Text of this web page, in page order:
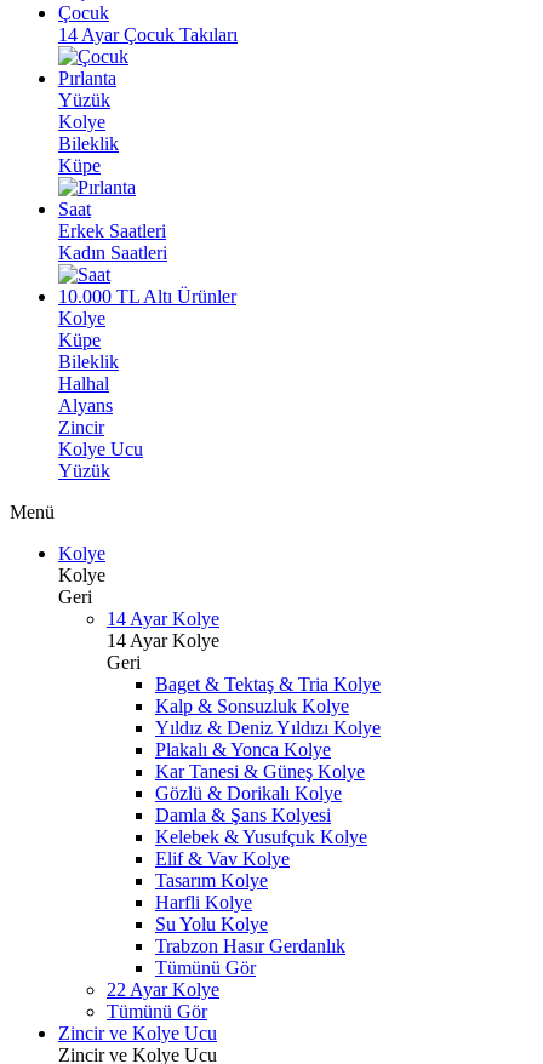
Çocuk
14 Ayar Çocuk Takıları
Pırlanta
Yüzük
Kolye
Bileklik
Küpe
Saat
Erkek Saatleri
Kadın Saatleri
10.000 TL Altı Ürünler
Kolye
Küpe
Bileklik
Halhal
Alyans
Zincir
Kolye Ucu
Yüzük
Menü
Kolye
Kolye
Geri
14 Ayar Kolye
14 Ayar Kolye
Geri
Baget & Tektaş & Tria Kolye
Kalp & Sonsuzluk Kolye
Yıldız & Deniz Yıldızı Kolye
Plakalı & Yonca Kolye
Kar Tanesi & Güneş Kolye
Gözlü & Dorikalı Kolye
Damla & Şans Kolyesi
Kelebek & Yusufçuk Kolye
Elif & Vav Kolye
Tasarım Kolye
Harfli Kolye
Su Yolu Kolye
Trabzon Hasır Gerdanlık
Tümünü Gör
22 Ayar Kolye
Tümünü Gör
Zincir ve Kolye Ucu
Zincir ve Kolye Ucu